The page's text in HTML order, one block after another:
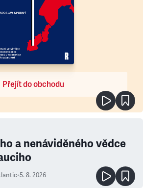
Přejít do obchodu
a nenáviděného vědce
•5. 8. 2026